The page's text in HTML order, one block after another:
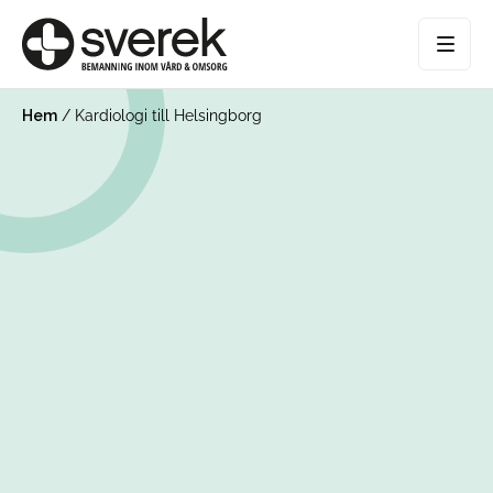
Hem / Kardiologi till Helsingborg